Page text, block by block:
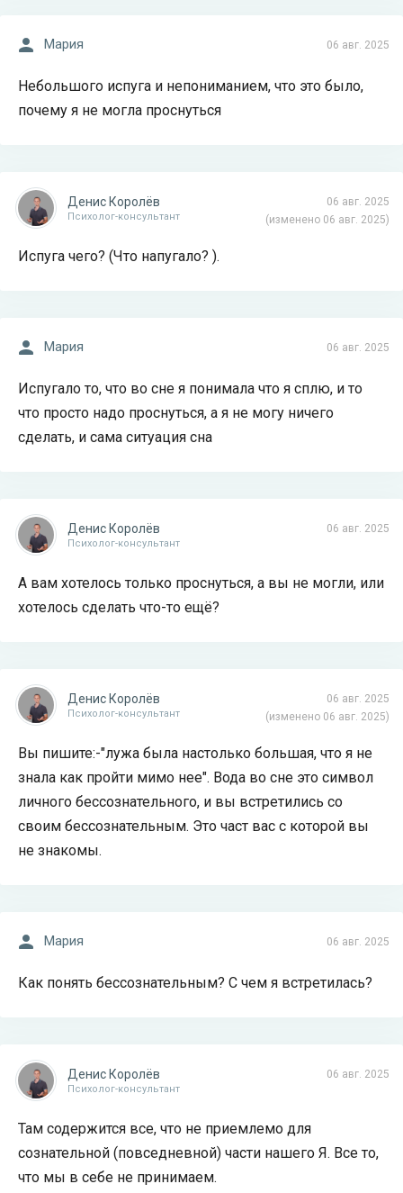
06 авг. 2025
Мария
Небольшого испуга и непониманием, что это было,
почему я не могла проснуться
06 авг. 2025
(изменено 06 авг. 2025)
Денис Королёв
Психолог-консультант
Испуга чего? (Что напугало? ).
06 авг. 2025
Мария
Испугало то, что во сне я понимала что я сплю, и то
что просто надо проснуться, а я не могу ничего
сделать, и сама ситуация сна
06 авг. 2025
Денис Королёв
Психолог-консультант
А вам хотелось только проснуться, а вы не могли, или
хотелось сделать что-то ещё?
06 авг. 2025
(изменено 06 авг. 2025)
Денис Королёв
Психолог-консультант
Вы пишите:-"лужа была настолько большая, что я не
знала как пройти мимо нее". Вода во сне это символ
личного бессознательного, и вы встретились со
своим бессознательным. Это част вас с которой вы
не знакомы.
06 авг. 2025
Мария
Как понять бессознательным? С чем я встретилась?
06 авг. 2025
Денис Королёв
Психолог-консультант
Там содержится все, что не приемлемо для
сознательной (повседневной) части нашего Я. Все то,
что мы в себе не принимаем.